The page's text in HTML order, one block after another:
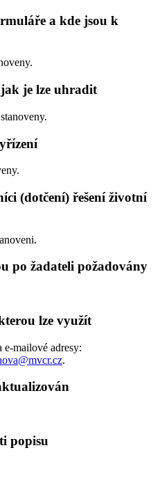
a kde jsou k
je lze uhradit
(dotčení) řešení životní
po žadateli požadovány
lze využít
e-mailové adresy:
.
popisu